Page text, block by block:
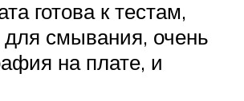
готова к тестам,
смывания, очень
на плате, и